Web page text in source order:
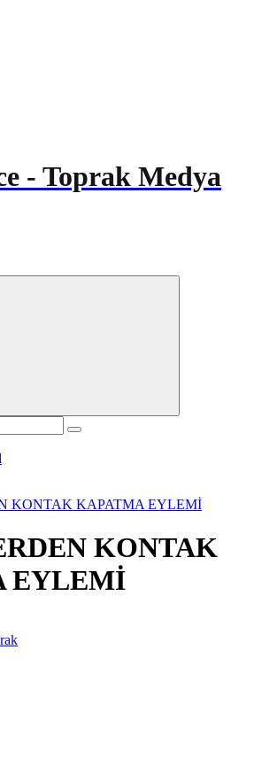
- Toprak Medya
KONTAK KAPATMA EYLEMİ
KONTAK
EYLEMİ